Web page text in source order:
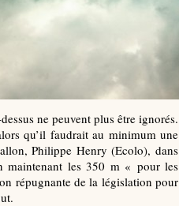
ne peuvent plus être ignorés.
qu’il faudrait au minimum une
Philippe Henry (Ecolo), dans
maintenant les 350 m « pour les
répugnante de la législation pour